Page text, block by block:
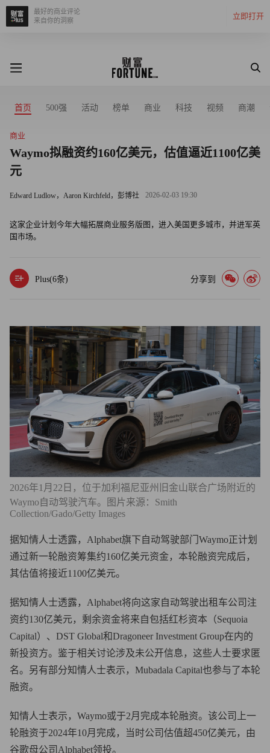
立即打开
最好的商业评论
来自你的洞察
首页 500强 活动 榜单 商业 科技 视频 商潮
商业
Waymo拟融资约160亿美元，估值逼近1100亿美
元
Edward Ludlow，Aaron Kirchfeld，彭博社 2026-02-03 19:30
这家企业计划今年大幅拓展商业服务版图，进入美国更多城市，并进军英
国市场。
Plus(6条) 分享到
2026年1月22日，位于加利福尼亚州旧金山联合广场附近的
Waymo自动驾驶汽车。图片来源：Smith
Collection/Gado/Getty Images
据知情人士透露，Alphabet旗下自动驾驶部门Waymo正计划
通过新一轮融资筹集约160亿美元资金，本轮融资完成后，
其估值将接近1100亿美元。
据知情人士透露，Alphabet将向这家自动驾驶出租车公司注
资约130亿美元，剩余资金将来自包括红杉资本（Sequoia
Capital）、DST Global和Dragoneer Investment Group在内的
新投资方。鉴于相关讨论涉及未公开信息，这些人士要求匿
名。另有部分知情人士表示，Mubadala Capital也参与了本轮
融资。
知情人士表示，Waymo或于2月完成本轮融资。该公司上一
轮融资于2024年10月完成，当时公司估值超450亿美元，由
谷歌母公司Alphabet领投。